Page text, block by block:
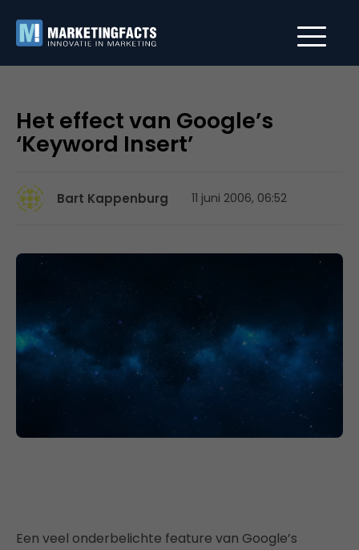
Het effect van Google’s
‘Keyword Insert’
Bart Kappenburg 11 juni 2006, 06:52
Een veel onderbelichte feature van Google’s